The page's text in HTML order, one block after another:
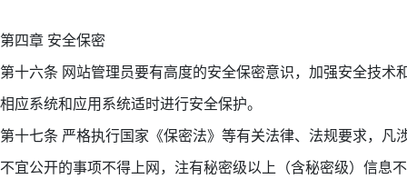
第四章 安全保密
第十六条 网站管理员要有高度的安全保密意识，加强安全技
相应系统和应用系统适时进行安全保护。
第十七条 严格执行国家《保密法》等有关法律、法规要求，
不宜公开的事项不得上网，注有秘密级以上（含秘密级）信息